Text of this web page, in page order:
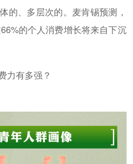
的、多层次的。麦肯锡预测，
的个人消费增长将来自下沉
力有多强？